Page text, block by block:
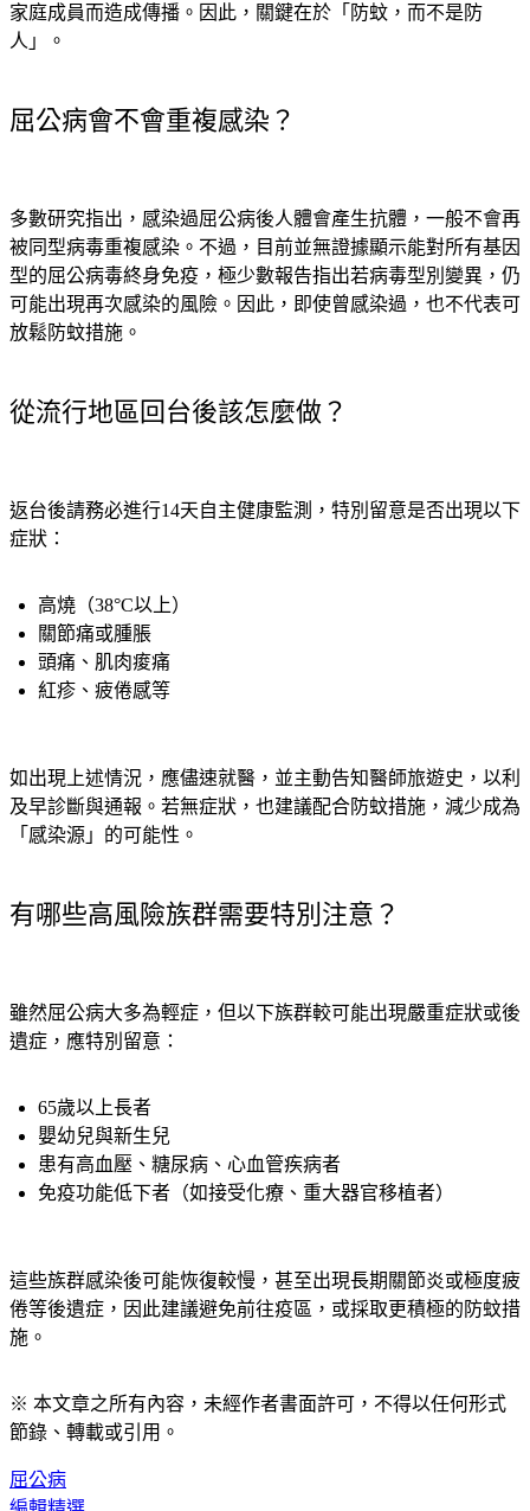
家庭成員而造成傳播。因此，關鍵在於「防蚊，而不是防
人」。
屈公病會不會重複感染？
多數研究指出，感染過屈公病後人體會產生抗體，一般不會再
被同型病毒重複感染。不過，目前並無證據顯示能對所有基因
型的屈公病毒終身免疫，極少數報告指出若病毒型別變異，仍
可能出現再次感染的風險。因此，即使曾感染過，也不代表可
放鬆防蚊措施。
從流行地區回台後該怎麼做？
返台後請務必進行14天自主健康監測，特別留意是否出現以下
症狀：
高燒（38°C以上）
關節痛或腫脹
頭痛、肌肉痠痛
紅疹、疲倦感等
如出現上述情況，應儘速就醫，並主動告知醫師旅遊史，以利
及早診斷與通報。若無症狀，也建議配合防蚊措施，減少成為
「感染源」的可能性。
有哪些高風險族群需要特別注意？
雖然屈公病大多為輕症，但以下族群較可能出現嚴重症狀或後
遺症，應特別留意：
65歲以上長者
嬰幼兒與新生兒
患有高血壓、糖尿病、心血管疾病者
免疫功能低下者（如接受化療、重大器官移植者）
這些族群感染後可能恢復較慢，甚至出現長期關節炎或極度疲
倦等後遺症，因此建議避免前往疫區，或採取更積極的防蚊措
施。
※ 本文章之所有內容，未經作者書面許可，不得以任何形式
節錄、轉載或引用。
屈公病